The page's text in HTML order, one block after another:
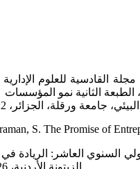
الجزائر، 22-23 ‏نوفمبر2011، ص.3.‏
S. The Promise of
السنوي العاشر: الريادة